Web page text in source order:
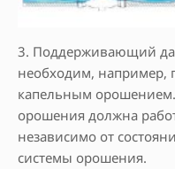
3. Поддерживающий
необходим, например,
капельным
орошения должна
независимо от
системы орошения.